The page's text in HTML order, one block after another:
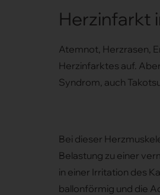
Herzinfarkt
Atemnot, Herzrasen,
Herzinfarktes auf.
Syndrom, auch
Bei dieser
Belastung zu einer
in einer Irritation des
ballonförmig und die